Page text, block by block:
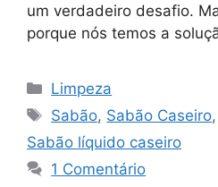
um verdadeiro desafio.
porque nós temos a
Categorias
Limpeza
Tags
Sabão, Sabão Caseiro,
Sabão líquido caseiro
1 Comentário